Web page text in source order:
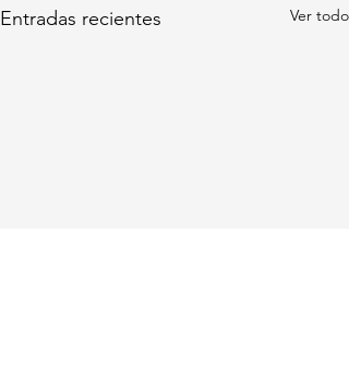
Entradas recientes Ver todo